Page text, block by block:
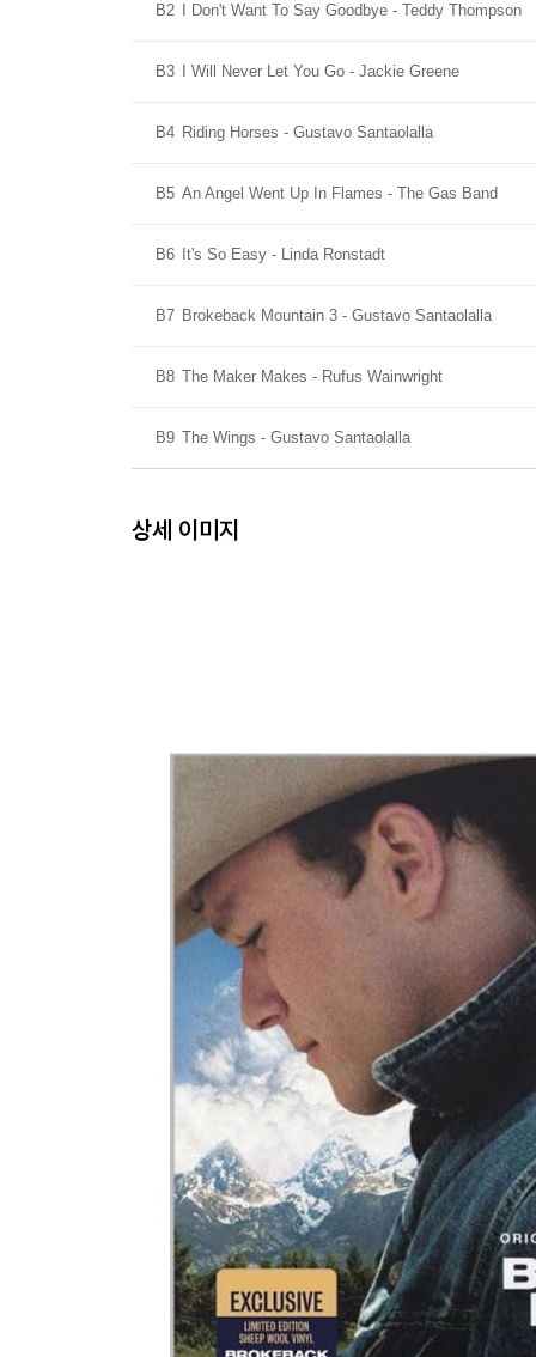
B2 I Don't Want To Say Goodbye - Teddy Thompson
B3 I Will Never Let You Go - Jackie Greene
B4 Riding Horses - Gustavo Santaolalla
B5 An Angel Went Up In Flames - The Gas Band
B6 It's So Easy - Linda Ronstadt
B7 Brokeback Mountain 3 - Gustavo Santaolalla
B8 The Maker Makes - Rufus Wainwright
B9 The Wings - Gustavo Santaolalla
상세 이미지